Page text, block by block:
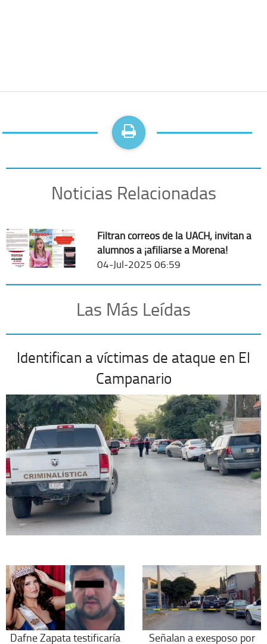
Noticias Relacionadas
Filtran correos de la UACH, invitan a
alumnos a ¡afiliarse a Morena!
04-Jul-2025 06:59
Las Más Leídas
Identifican a víctimas de ataque en El
Campanario
Dafne Zapata testificaría
Señalan a exesposo por